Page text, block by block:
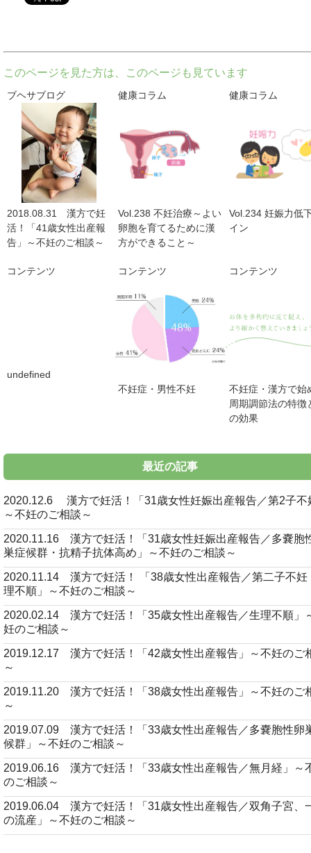
このページを見た方は、このページも見ています
ブヘサブログ
2018.08.31 漢方で妊
活！「41歳女性出産報
告」～不妊のご相談～
健康コラム
Vol.238 不妊治療～よい
卵胞を育てるために漢
方ができること～
健康コラム
Vol.234 妊娠力低
イン
コンテンツ
undefined
コンテンツ
不妊症・男性不妊
コンテンツ
不妊症・漢方で始
周期調節法の特徴
の効果
最近の記事
2020.12.6 漢方で妊活！「31歳女性妊娠出産報告／第2子不
～不妊のご相談～
2020.11.16 漢方で妊活！「31歳女性妊娠出産報告／多嚢胞
巣症候群・抗精子抗体高め」～不妊のご相談～
2020.11.14 漢方で妊活！ 「38歳女性出産報告／第二子不妊
理不順」～不妊のご相談～
2020.02.14 漢方で妊活！「35歳女性出産報告／生理不順」
妊のご相談～
2019.12.17 漢方で妊活！「42歳女性出産報告」～不妊のご
～
2019.11.20 漢方で妊活！「38歳女性出産報告」～不妊のご
～
2019.07.09 漢方で妊活！「33歳女性出産報告／多嚢胞性卵
候群」～不妊のご相談～
2019.06.16 漢方で妊活！「33歳女性出産報告／無月経」～
のご相談～
2019.06.04 漢方で妊活！「31歳女性出産報告／双角子宮、
の流産」～不妊のご相談～